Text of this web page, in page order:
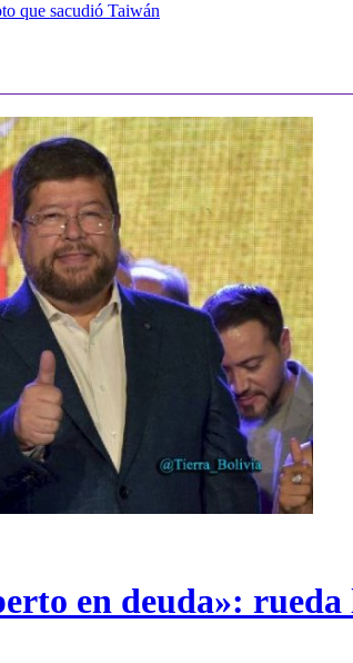
que sacudió Taiwán
en deuda»: